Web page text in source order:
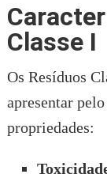
Classe I
Os Resíduos
apresentar
propriedades: